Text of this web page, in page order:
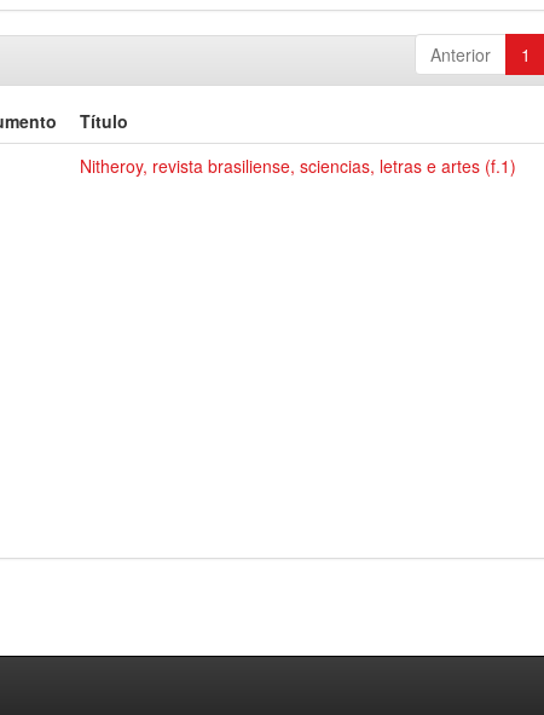
Anterior 1
Título
Nitheroy, revista brasiliense, sciencias, letras e artes (f.1)